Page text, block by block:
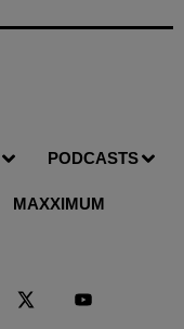
PODCASTS
MAXXIMUM